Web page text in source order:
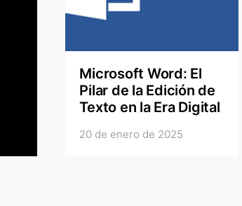
Microsoft Word: El
Pilar de la Edición de
Texto en la Era Digital
20 de enero de 2025